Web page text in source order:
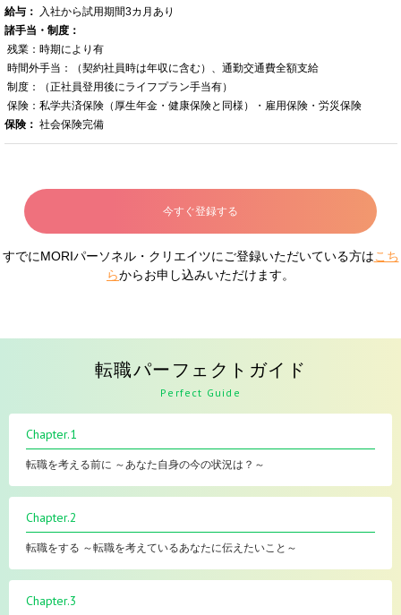
給与：
入社から試用期間3カ月あり
諸手当・制度：
残業：時期により有
時間外手当：（契約社員時は年収に含む）、通勤交通費全額支給
制度：（正社員登用後にライフプラン手当有）
保険：私学共済保険（厚生年金・健康保険と同様）・雇用保険・労災保険
保険： 社会保険完備
今すぐ登録する
すでにMORIパーソネル・クリエイツにご登録いただいている方はこち
らからお申し込みいただけます。
転職パーフェクトガイド
Perfect Guide
Chapter.1
転職を考える前に ～あなた自身の今の状況は？～
Chapter.2
転職をする ～転職を考えているあなたに伝えたいこと～
Chapter.3